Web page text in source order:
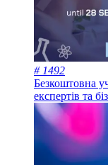
# 1492
Безкоштовна
експертів та